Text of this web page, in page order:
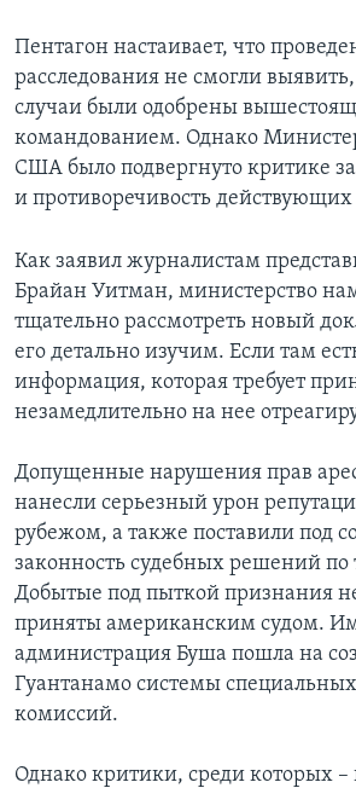
Пентагон настаивает, что
расследования не смогли
случаи были одобрены
командованием. Однако
США было подвергнуто критике за
и противоречивость
Как заявил журналистам
Брайан Уитман, министерство
тщательно рассмотреть новый
его детально изучим. Если там
информация, которая требует
незамедлительно на нее
Допущенные нарушения прав
нанесли серьезный урон
рубежом, а также поставили под
законность судебных решений
Добытые под пыткой признания
приняты американским судом.
администрация Буша пошла на
Гуантанамо системы
комиссий.
Однако критики, среди которых –